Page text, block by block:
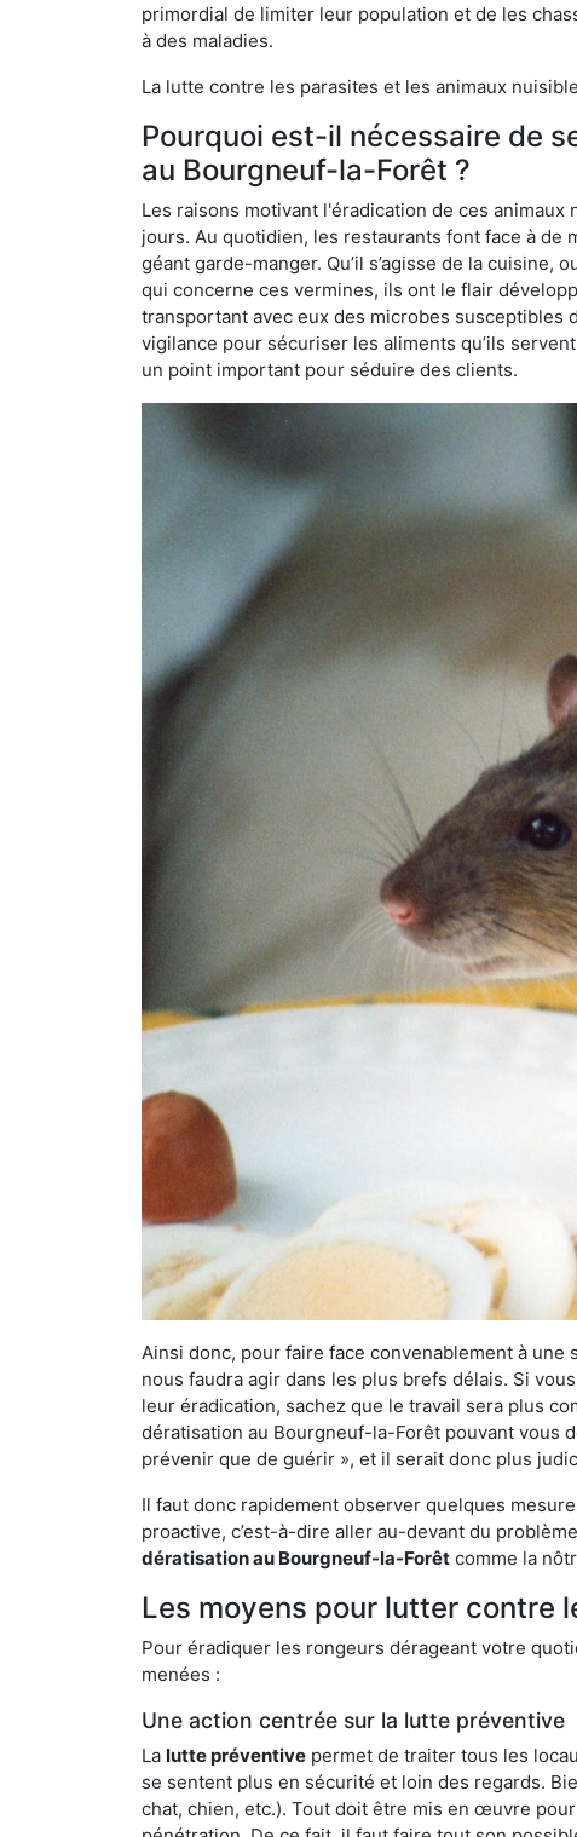
primordial de limiter leur population et de les
à des maladies.
La lutte contre les parasites et les animaux
Pourquoi est-il nécessaire de
au Bourgneuf-la-Forêt ?
Les raisons motivant l'éradication de ces
jours. Au quotidien, les restaurants font face à de
géant garde-manger. Qu’il s’agisse de la cuisine,
qui concerne ces vermines, ils ont le flair
transportant avec eux des microbes susceptibles
vigilance pour sécuriser les aliments qu’ils
un point important pour séduire des clients.
Ainsi donc, pour faire face convenablement à
nous faudra agir dans les plus brefs délais. Si
leur éradication, sachez que le travail sera plus
dératisation au Bourgneuf-la-Forêt pouvant vous
prévenir que de guérir », et il serait donc plus
Il faut donc rapidement observer quelques
proactive, c’est-à-dire aller au-devant du
dératisation au Bourgneuf-la-Forêt comme la
Les moyens pour lutter contre
Pour éradiquer les rongeurs dérageant votre
menées :
Une action centrée sur la lutte préventive
La lutte préventive permet de traiter tous les
se sentent plus en sécurité et loin des regards.
chat, chien, etc.). Tout doit être mis en œuvre